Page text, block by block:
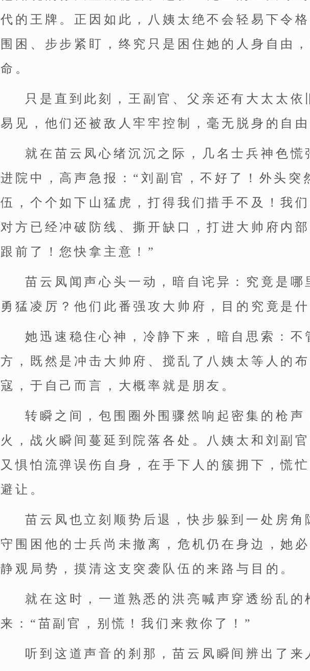
代的王牌。正因如此，八姨太绝不会轻易下令
围困、步步紧盯，终究只是困住她的人身自由
命。
只是直到此刻，王副官、父亲还有大太太依
易见，他们还被敌人牢牢控制，毫无脱身的自由
就在苗云凤心绪沉沉之际，几名士兵神色慌
进院中，高声急报：“刘副官，不好了！外头突
伍，个个如下山猛虎，打得我们措手不及！我们
对方已经冲破防线、撕开缺口，打进大帅府内
跟前了！您快拿主意！”
苗云凤闻声心头一动，暗自诧异：究竟是哪
勇猛凌厉？他们此番强攻大帅府，目的究竟是什
她迅速稳住心神，冷静下来，暗自思索：不
方，既然是冲击大帅府、搅乱了八姨太等人的
寇，于自己而言，大概率就是朋友。
转瞬之间，包围圈外围骤然响起密集的枪声
火，战火瞬间蔓延到院落各处。八姨太和刘副官
又惧怕流弹误伤自身，在手下人的簇拥下，慌
避让。
苗云凤也立刻顺势后退，快步躲到一处房角
守围困他的士兵尚未撤离，危机仍在身边，她必
静观局势，摸清这支突袭队伍的来路与目的。
就在这时，一道熟悉的洪亮喊声穿透纷乱的
来：“苗副官，别慌！我们来救你了！”
听到这道声音的刹那，苗云凤瞬间辨出了